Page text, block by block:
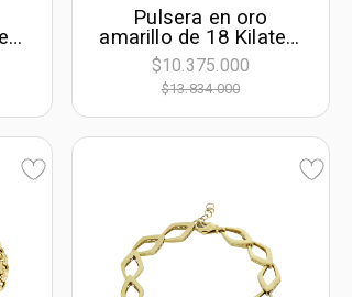
Pulsera en oro
amarillo de 18 Kilates,
21 cm. de largo, 3.50
mm. de ancho
$10.375.000
$13.834.000